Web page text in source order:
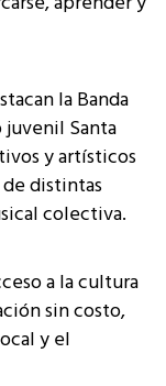
la Banda
Santa
y artísticos
distintas
colectiva.
a la cultura
sin costo,
y el